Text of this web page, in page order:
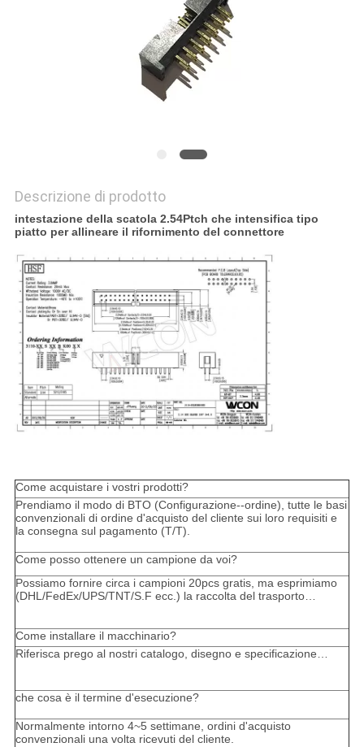
Descrizione di prodotto
intestazione della scatola 2.54Ptch che intensifica tipo
piatto per allineare il rifornimento del connettore
Come acquistare i vostri prodotti?
Prendiamo il modo di BTO (Configurazione--ordine), tutte le basi
convenzionali di ordine d'acquisto del cliente sui loro requisiti e
la consegna sul pagamento (T/T).
Come posso ottenere un campione da voi?
Possiamo fornire circa i campioni 20pcs gratis, ma esprimiamo
(DHL/FedEx/UPS/TNT/S.F ecc.) la raccolta del trasporto…
Come installare il macchinario?
Riferisca prego al nostri catalogo, disegno e specificazione…
che cosa è il termine d'esecuzione?
Normalmente intorno 4~5 settimane, ordini d'acquisto
convenzionali una volta ricevuti del cliente.